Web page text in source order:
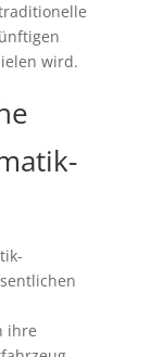
wird.
ihre